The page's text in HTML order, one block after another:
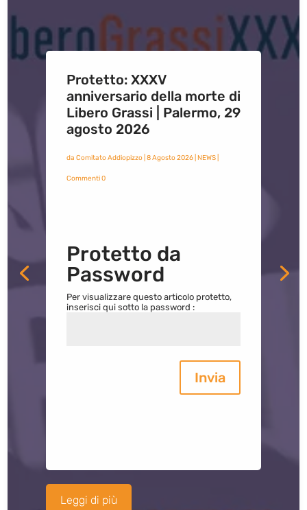
Protetto: XXXV
anniversario della morte di
Libero Grassi | Palermo, 29
agosto 2026
da Comitato Addiopizzo| 8 Agosto 2026| NEWS|
Commenti 0
Protetto da
Password
Per visualizzare questo articolo protetto,
inserisci qui sotto la password :
Invia
Leggi di più